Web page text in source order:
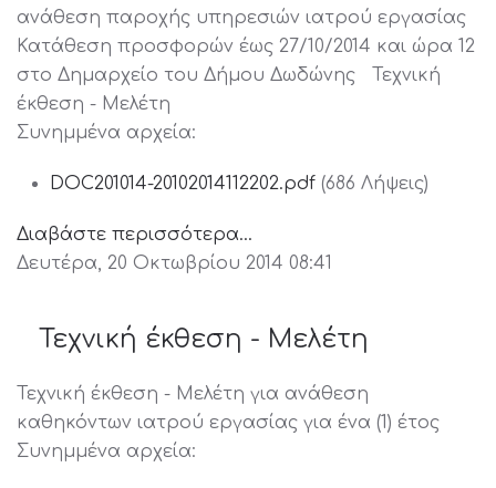
ανάθεση παροχής υπηρεσιών ιατρού εργασίας
Κατάθεση προσφορών έως 27/10/2014 και ώρα 12
στο Δημαρχείο του Δήμου Δωδώνης Τεχνική
έκθεση - Μελέτη
Συνημμένα αρχεία:
DOC201014-20102014112202.pdf (686 Λήψεις)
Διαβάστε περισσότερα...
Δευτέρα, 20 Οκτωβρίου 2014 08:41
Τεχνική έκθεση - Μελέτη
Τεχνική έκθεση - Μελέτη για ανάθεση
καθηκόντων ιατρού εργασίας για ένα (1) έτος
Συνημμένα αρχεία: